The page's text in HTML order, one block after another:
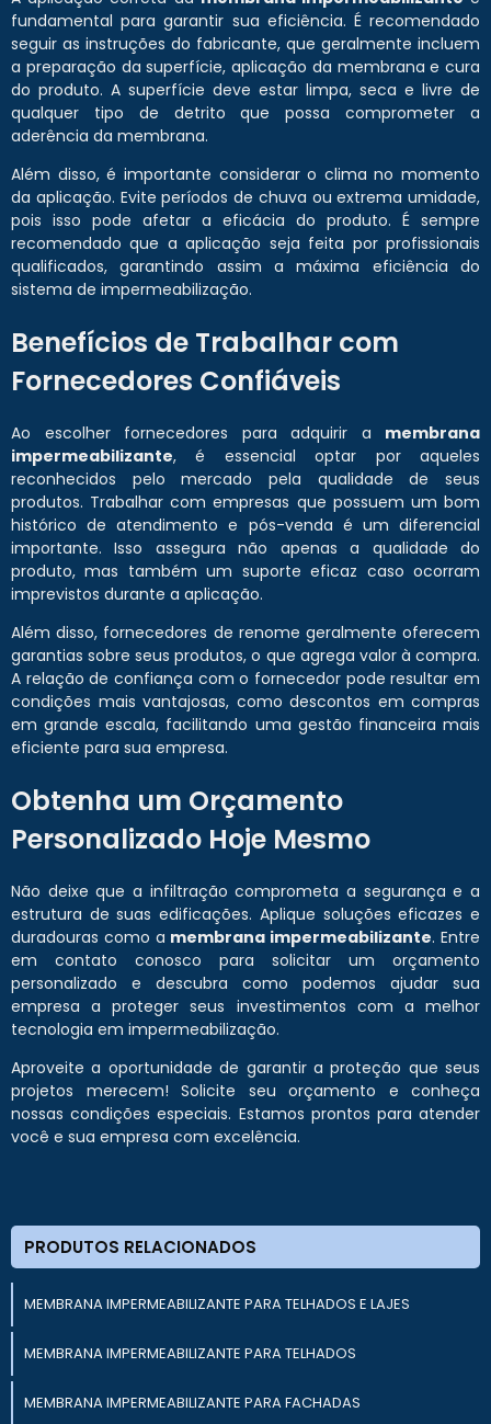
fundamental para garantir sua eficiência. É recomendado
seguir as instruções do fabricante, que geralmente incluem
a preparação da superfície, aplicação da membrana e cura
do produto. A superfície deve estar limpa, seca e livre de
qualquer tipo de detrito que possa comprometer a
aderência da membrana.
Além disso, é importante considerar o clima no momento
da aplicação. Evite períodos de chuva ou extrema umidade,
pois isso pode afetar a eficácia do produto. É sempre
recomendado que a aplicação seja feita por profissionais
qualificados, garantindo assim a máxima eficiência do
sistema de impermeabilização.
Benefícios de Trabalhar com
Fornecedores Confiáveis
Ao escolher fornecedores para adquirir a membrana
impermeabilizante, é essencial optar por aqueles
reconhecidos pelo mercado pela qualidade de seus
produtos. Trabalhar com empresas que possuem um bom
histórico de atendimento e pós-venda é um diferencial
importante. Isso assegura não apenas a qualidade do
produto, mas também um suporte eficaz caso ocorram
imprevistos durante a aplicação.
Além disso, fornecedores de renome geralmente oferecem
garantias sobre seus produtos, o que agrega valor à compra.
A relação de confiança com o fornecedor pode resultar em
condições mais vantajosas, como descontos em compras
em grande escala, facilitando uma gestão financeira mais
eficiente para sua empresa.
Obtenha um Orçamento
Personalizado Hoje Mesmo
Não deixe que a infiltração comprometa a segurança e a
estrutura de suas edificações. Aplique soluções eficazes e
duradouras como a membrana impermeabilizante. Entre
em contato conosco para solicitar um orçamento
personalizado e descubra como podemos ajudar sua
empresa a proteger seus investimentos com a melhor
tecnologia em impermeabilização.
Aproveite a oportunidade de garantir a proteção que seus
projetos merecem! Solicite seu orçamento e conheça
nossas condições especiais. Estamos prontos para atender
você e sua empresa com excelência.
PRODUTOS RELACIONADOS
MEMBRANA IMPERMEABILIZANTE PARA TELHADOS E LAJES
MEMBRANA IMPERMEABILIZANTE PARA TELHADOS
MEMBRANA IMPERMEABILIZANTE PARA FACHADAS